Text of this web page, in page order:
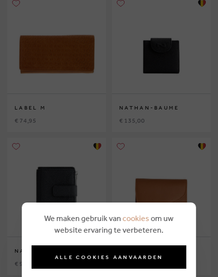
LABEL M
€ 74,95
NATHAN-BAUME
€ 135,00
NATHAN-BAUME
€ 95,00
We maken gebruik van cookies om uw
website ervaring te verbeteren.
ALLE COOKIES AANVAARDEN